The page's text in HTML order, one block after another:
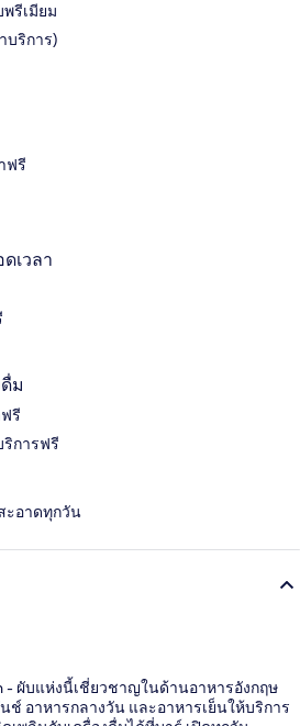
รีเมียม
บริการ)
ฟรี
เวลา
ม
รี
การฟรี
ะอาดทุกวัน
- ผับแห่งนี้เชี่ยวชาญในด้านอาหารอังกฤษ
ช์ อาหารกลางวัน และอาหารเย็นให้บริการ